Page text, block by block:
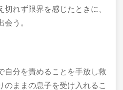
れず限界を感じたときに、
う。
分を責めることを手放し救
のままの息子を受け入れるこ